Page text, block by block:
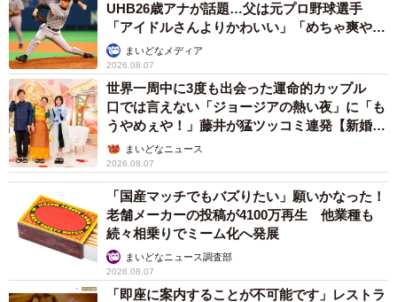
UHB26歳アナが話題…父は元プロ野球選手
「アイドルさんよりかわいい」「めちゃ爽や
か」まいどなメディア
2026.08.07
世界一周中に3度も出会った運命的カップル
口では言えない「ジョージアの熱い夜」に「も
うやめぇや！」藤井が猛ツッコミ連発【新婚さ
ん】まいどなニュース
2026.08.07
「国産マッチでもバズりたい」願いかなった！
老舗メーカーの投稿が4100万再生 他業種も
続々相乗りでミーム化へ発展
まいどなニュース調査部
2026.08.07
「即座に案内することが不可能です」レストラ